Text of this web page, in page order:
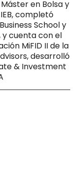
en Bolsa y
completó
School y
y cuenta con el
MiFID II de la
desarrolló
& Investment